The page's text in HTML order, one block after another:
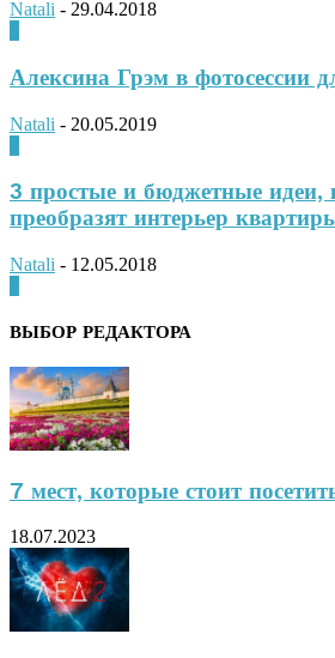
Natali - 29.04.2018
Алексина Грэм в фотосессии
Natali - 20.05.2019
3 простые и бюджетные идеи,
преобразят интерьер
Natali - 12.05.2018
ВЫБОР РЕДАКТОРА
7 мест, которые стоит
18.07.2023